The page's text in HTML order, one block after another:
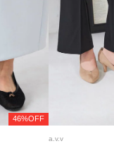
46%OFF
a.v.v